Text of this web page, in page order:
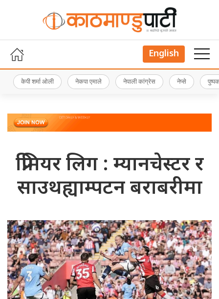
English
केपी शर्मा ओली नेकपा एमाले नेपाली कांग्रेस नेप्से
प्रिमियर लिग : म्यानचेस्टर र
साउथह्याम्पटन बराबरीमा